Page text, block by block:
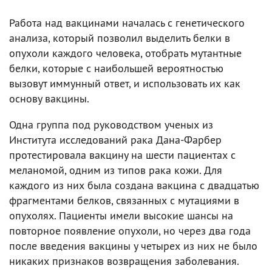
Работа над вакцинами началась с генетического
анализа, который позволил выделить белки в
опухоли каждого человека, отобрать мутантные
белки, которые с наибольшей вероятностью
вызовут иммунный ответ, и использовать их как
основу вакцины.
Одна группа под руководством ученых из
Института исследований рака Дана-Фарбер
протестировала вакцину на шести пациентах с
меланомой, одним из типов рака кожи. Для
каждого из них была создана вакцина с двадцатью
фрагментами белков, связанных с мутациями в
опухолях. Пациенты имели высокие шансы на
повторное появление опухоли, но через два года
после введения вакцины у четырех из них не было
никаких признаков возвращения заболевания.